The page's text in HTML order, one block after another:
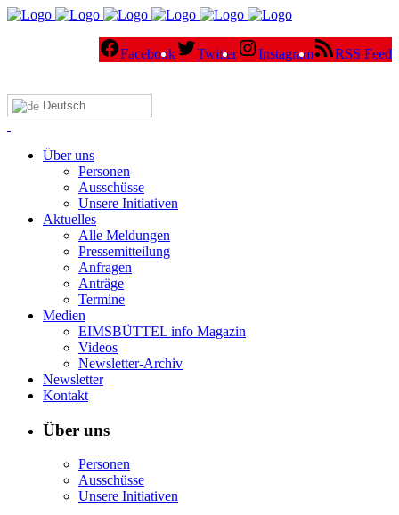
Facebook Twitter Instagram RSS Feed
Deutsch
Über uns
Personen
Ausschüsse
Unsere Initiativen
Aktuelles
Alle Meldungen
Pressemitteilung
Anfragen
Anträge
Termine
Medien
EIMSBÜTTEL info Magazin
Videos
Newsletter-Archiv
Newsletter
Kontakt
Über uns
Personen
Ausschüsse
Unsere Initiativen